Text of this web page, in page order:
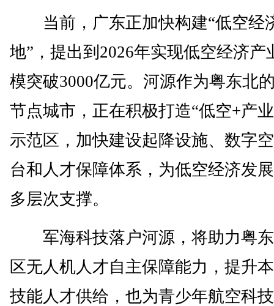
当前，广东正加快构建“低空经
地”，提出到2026年实现低空经济产
模突破3000亿元。河源作为粤东北
节点城市，正在积极打造“低空+产
示范区，加快建设起降设施、数字
台和人才保障体系，为低空经济发
多层次支撑。
军海科技落户河源，将助力粤
区无人机人才自主保障能力，提升
技能人才供给，也为青少年航空科